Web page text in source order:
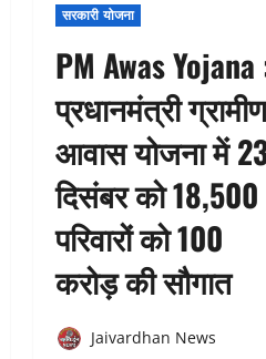
सरकारी योजना
PM Awas Yojana
प्रधानमंत्री ग्रामीण
आवास योजना में
दिसंबर को 18,500
परिवारों को 100
करोड़ की सौगात
Jaivardhan News